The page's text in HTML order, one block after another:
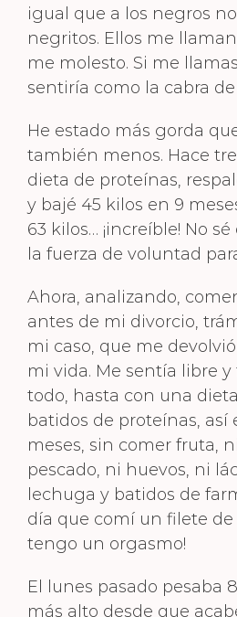
igual que a los negros
negritos. Ellos me
me molesto. Si me
sentiría como la cabra de
He estado más gorda
también menos. Hace
dieta de proteínas,
y bajé 45 kilos en 9
63 kilos… ¡increíble! No
la fuerza de voluntad
Ahora, analizando,
antes de mi divorcio,
mi caso, que me
mi vida. Me sentía libre
todo, hasta con una
batidos de proteínas, así
meses, sin comer fruta,
pescado, ni huevos, ni
lechuga y batidos de
día que comí un filete de
tengo un orgasmo!
El lunes pasado pesaba
más alto desde que